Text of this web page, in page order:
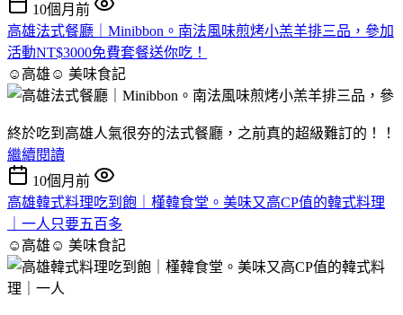
10個月前
高雄法式餐廳｜Minibbon。南法風味煎烤小羔羊排三品，參加
活動NT$3000免費套餐送你吃！
☺高雄☺ 美味食記
終於吃到高雄人氣很夯的法式餐廳，之前真的超級難訂的！！
繼續閱讀
10個月前
高雄韓式料理吃到飽｜槿韓食堂。美味又高CP值的韓式料理
｜一人只要五百多
☺高雄☺ 美味食記